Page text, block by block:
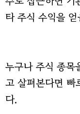
타 주식 수익을
누구나 주식 종목
고 살펴본다면 빠
다.